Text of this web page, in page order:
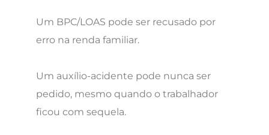
Um BPC/LOAS pode ser recusado por
erro na renda familiar.
Um auxílio-acidente pode nunca ser
pedido, mesmo quando o trabalhador
ficou com sequela.